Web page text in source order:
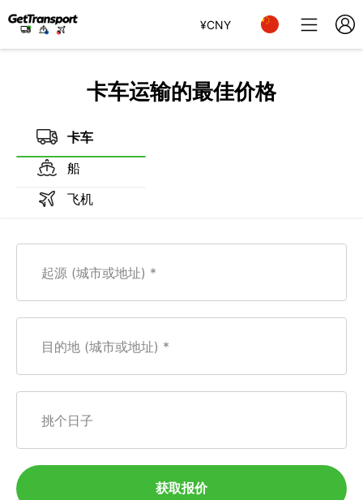
¥CNY
卡车运输的最佳价格
卡车
船
飞机
起源 (城市或地址)
目的地 (城市或地址)
挑个日子
获取报价